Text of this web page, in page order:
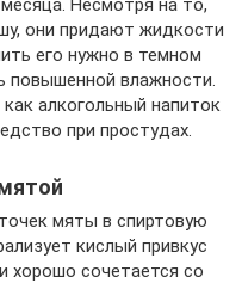
Несмотря на то,
они придают жидкости
его нужно в темном
повышенной влажности.
алкогольный напиток
при простудах.
мяты в спиртовую
кислый привкус
хорошо сочетается со